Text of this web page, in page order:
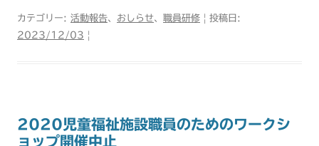
カテゴリー: 活動報告、 おしらせ、 職員研修 | 投稿日:
2023/12/03 |
2020児童福祉施設職員のためのワークシ
ョップ開催中止